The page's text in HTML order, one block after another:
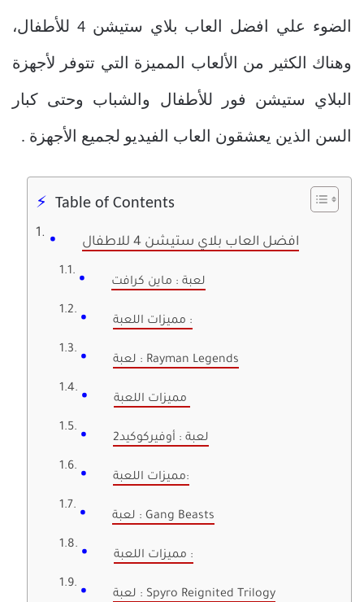
الضوء علي افضل العاب بلاي ستيشن 4 للأطفال،
وهناك الكثير من الألعاب المميزة التي تتوفر لأجهزة
البلاي ستيشن فور للأطفال والشباب وحتى كبار
السن الذين يعشقون العاب الفيديو لجميع الأجهزة .
Table of Contents
افضل العاب بلاي ستيشن 4 للاطفال
لعبة : ماين كرافت
مميزات اللعبة :
لعبة : Rayman Legends
لعبة : أوفيركوكيد2
مميزات اللعبة:
لعبة : Gang Beasts
مميزات اللعبة :
لعبة : Spyro Reignited Trilogy